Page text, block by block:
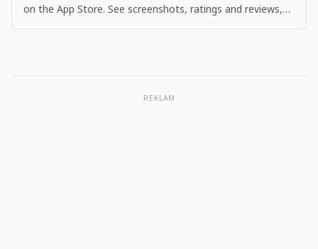
on the App Store. See screenshots, ratings and reviews,
REKLAM